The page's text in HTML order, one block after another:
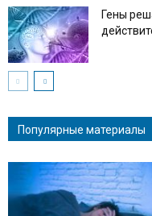
Гены
Популярные материалы